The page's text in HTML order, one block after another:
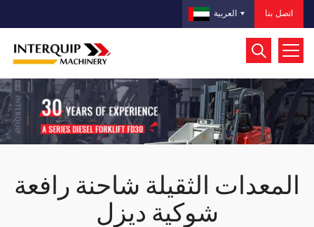
اتصل بنا العربية
المعدات الثقيلة شاحنة رافعة
شوكية ديزل